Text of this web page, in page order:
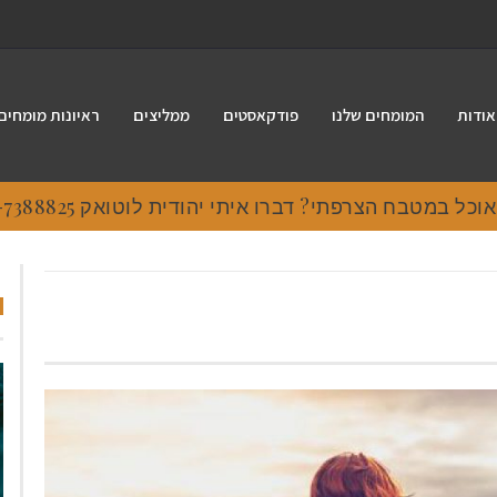
אודות המומחים שלנו פודקאסטים ממליצים ראיונות
במטבח הצרפתי? דברו איתי יהודית לוטואק 054-7388825.